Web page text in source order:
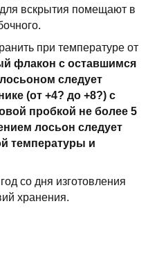
вскрытия помещают в
при температуре от
флакон с оставшимся
следует
(от +4? до +8?) с
пробкой не более 5
лосьон следует
температуры и
со дня изготовления
хранения.